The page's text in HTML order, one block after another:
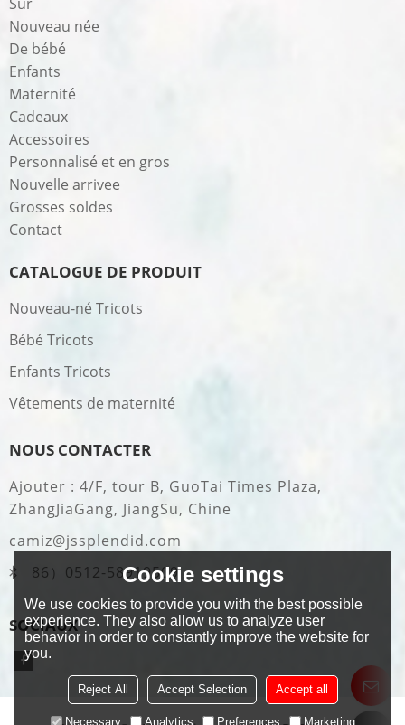
Nouveau née
De bébé
Enfants
Maternité
Cadeaux
Accessoires
Personnalisé et en gros
Nouvelle arrivee
Grosses soldes
Contact
CATALOGUE DE PRODUIT
Nouveau-né Tricots
Bébé Tricots
Enfants Tricots
Vêtements de maternité
NOUS CONTACTER
Ajouter : 4/F, tour B, GuoTai Times Plaza,
ZhangJiaGang, JiangSu, Chine
camiz@jssplendid.com
86）0512-58919509
SOCIAUX
Cookie settings
We use cookies to provide you with the best possible
experience. They also allow us to analyze user
behavior in order to constantly improve the website for
you.
Reject All Accept Selection Accept all
Necessary Analytics Preferences Marketing